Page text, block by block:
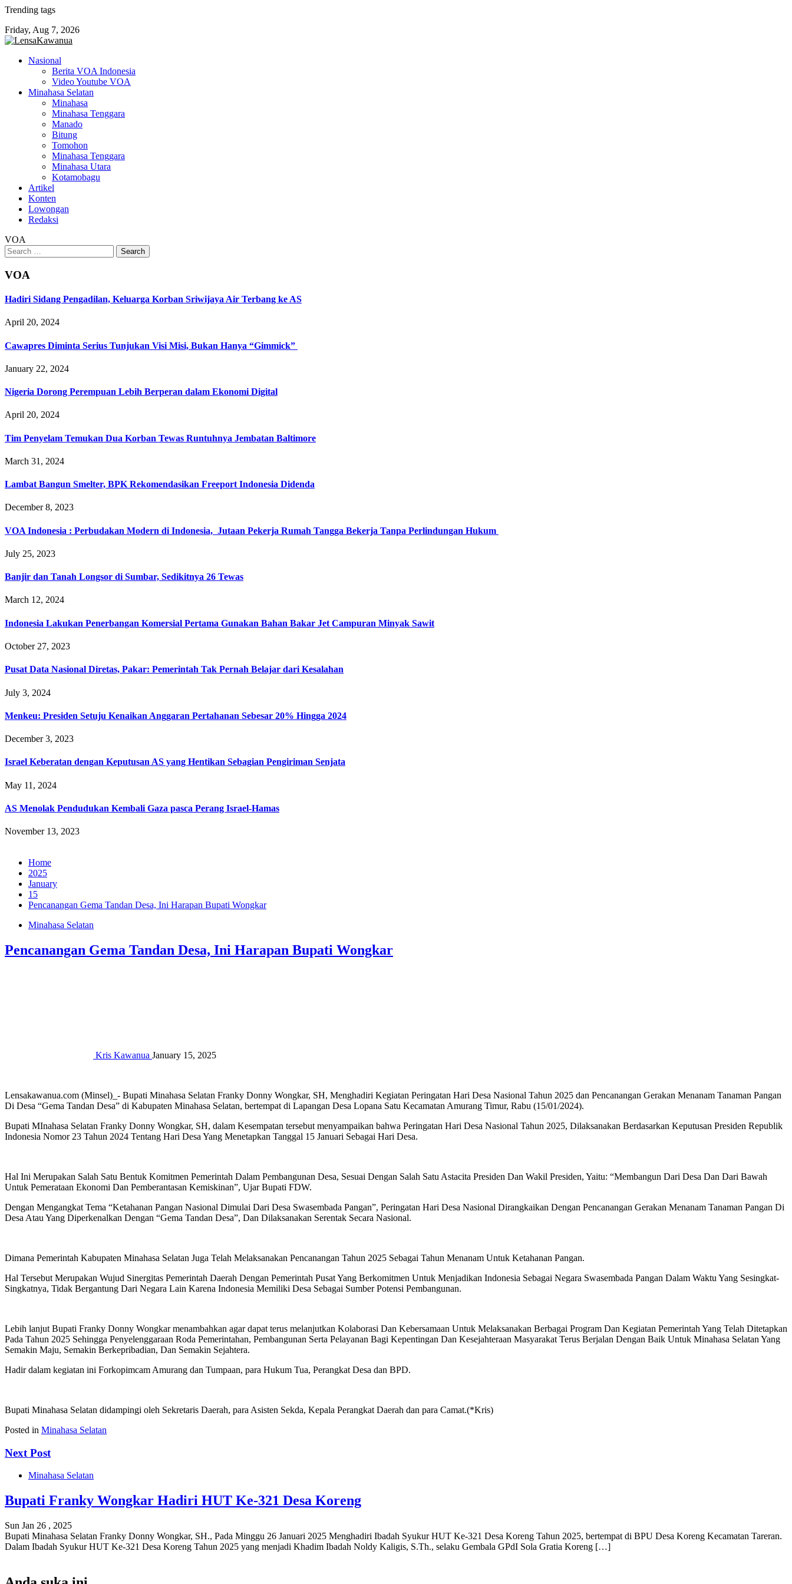
Skip
content
Trending tags
Friday, Aug 7, 2026
Nasional
Berita VOA Indonesia
Video Youtube VOA
Minahasa Selatan
Minahasa
Minahasa Tenggara
Manado
Bitung
Tomohon
Minahasa Tenggara
Minahasa Utara
Kotamobagu
Artikel
Konten
Lowongan
Redaksi
VOA
Search
for:
VOA
Hadiri Sidang Pengadilan, Keluarga Korban Sriwijaya Air Terbang ke AS
April 20, 2024
Cawapres Diminta Serius Tunjukan Visi Misi, Bukan Hanya “Gimmick”
January 22, 2024
Nigeria Dorong Perempuan Lebih Berperan dalam Ekonomi Digital
April 20, 2024
Tim Penyelam Temukan Dua Korban Tewas Runtuhnya Jembatan Baltimore
March 31, 2024
Lambat Bangun Smelter, BPK Rekomendasikan Freeport Indonesia Didenda
December 8, 2023
VOA Indonesia : Perbudakan Modern di Indonesia, Jutaan Pekerja Rumah Tangga Bekerja Tanpa Perlindungan Hukum
July 25, 2023
Banjir dan Tanah Longsor di Sumbar, Sedikitnya 26 Tewas
March 12, 2024
Indonesia Lakukan Penerbangan Komersial Pertama Gunakan Bahan Bakar Jet Campuran Minyak Sawit
October 27, 2023
Pusat Data Nasional Diretas, Pakar: Pemerintah Tak Pernah Belajar dari Kesalahan
July 3, 2024
Menkeu: Presiden Setuju Kenaikan Anggaran Pertahanan Sebesar 20% Hingga 2024
December 3, 2023
Israel Keberatan dengan Keputusan AS yang Hentikan Sebagian Pengiriman Senjata
May 11, 2024
AS Menolak Pendudukan Kembali Gaza pasca Perang Israel-Hamas
November 13, 2023
Home
2025
January
15
Pencanangan Gema Tandan Desa, Ini Harapan Bupati Wongkar
Minahasa Selatan
Pencanangan Gema Tandan Desa, Ini Harapan Bupati Wongkar
Kris Kawanua January 15, 2025
Lensakawanua.com (Minsel)_- Bupati Minahasa Selatan Franky Donny Wongkar, SH, Menghadiri Kegiatan Peringatan Hari Desa Nasional Tahun 2025 dan Pencanangan Gerakan Menanam Tanaman Pangan
Di Desa “Gema Tandan Desa” di Kabupaten Minahasa Selatan, bertempat di Lapangan Desa Lopana Satu Kecamatan Amurang Timur, Rabu (15/01/2024).
Bupati MInahasa Selatan Franky Donny Wongkar, SH, dalam Kesempatan tersebut menyampaikan bahwa Peringatan Hari Desa Nasional Tahun 2025, Dilaksanakan Berdasarkan Keputusan Presiden Republik
Indonesia Nomor 23 Tahun 2024 Tentang Hari Desa Yang Menetapkan Tanggal 15 Januari Sebagai Hari Desa.
Hal Ini Merupakan Salah Satu Bentuk Komitmen Pemerintah Dalam Pembangunan Desa, Sesuai Dengan Salah Satu Astacita Presiden Dan Wakil Presiden, Yaitu: “Membangun Dari Desa Dan Dari Bawah
Untuk Pemerataan Ekonomi Dan Pemberantasan Kemiskinan”, Ujar Bupati FDW.
Dengan Mengangkat Tema “Ketahanan Pangan Nasional Dimulai Dari Desa Swasembada Pangan”, Peringatan Hari Desa Nasional Dirangkaikan Dengan Pencanangan Gerakan Menanam Tanaman Pangan Di
Desa Atau Yang Diperkenalkan Dengan “Gema Tandan Desa”, Dan Dilaksanakan Serentak Secara Nasional.
Dimana Pemerintah Kabupaten Minahasa Selatan Juga Telah Melaksanakan Pencanangan Tahun 2025 Sebagai Tahun Menanam Untuk Ketahanan Pangan.
Hal Tersebut Merupakan Wujud Sinergitas Pemerintah Daerah Dengan Pemerintah Pusat Yang Berkomitmen Untuk Menjadikan Indonesia Sebagai Negara Swasembada Pangan Dalam Waktu Yang Sesingkat-
Singkatnya, Tidak Bergantung Dari Negara Lain Karena Indonesia Memiliki Desa Sebagai Sumber Potensi Pembangunan.
Lebih lanjut Bupati Franky Donny Wongkar menambahkan agar dapat terus melanjutkan Kolaborasi Dan Kebersamaan Untuk Melaksanakan Berbagai Program Dan Kegiatan Pemerintah Yang Telah Ditetapkan
Pada Tahun 2025 Sehingga Penyelenggaraan Roda Pemerintahan, Pembangunan Serta Pelayanan Bagi Kepentingan Dan Kesejahteraan Masyarakat Terus Berjalan Dengan Baik Untuk Minahasa Selatan Yang
Semakin Maju, Semakin Berkepribadian, Dan Semakin Sejahtera.
Hadir dalam kegiatan ini Forkopimcam Amurang dan Tumpaan, para Hukum Tua, Perangkat Desa dan BPD.
Bupati Minahasa Selatan didampingi oleh Sekretaris Daerah, para Asisten Sekda, Kepala Perangkat Daerah dan para Camat.(*Kris)
Posted in Minahasa Selatan
Next Post
Minahasa Selatan
Bupati Franky Wongkar Hadiri HUT Ke-321 Desa Koreng
Sun Jan 26 , 2025
Bupati Minahasa Selatan Franky Donny Wongkar, SH., Pada Minggu 26 Januari 2025 Menghadiri Ibadah Syukur HUT Ke-321 Desa Koreng Tahun 2025, bertempat di BPU Desa Koreng Kecamatan Tareran.
Dalam Ibadah Syukur HUT Ke-321 Desa Koreng Tahun 2025 yang menjadi Khadim Ibadah Noldy Kaligis, S.Th., selaku Gembala GPdI Sola Gratia Koreng […]